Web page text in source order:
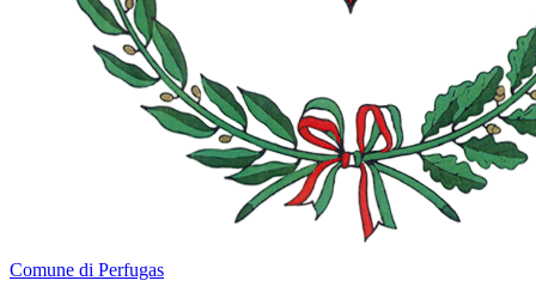
Comune di Perfugas